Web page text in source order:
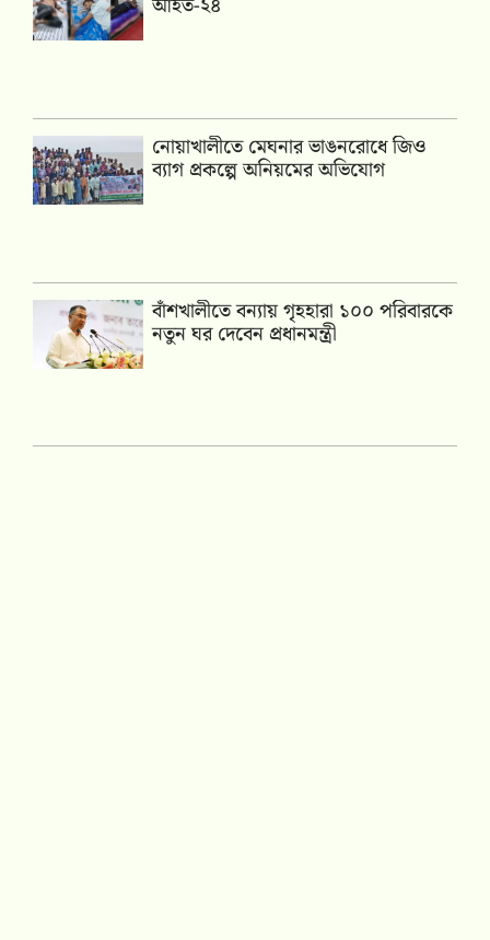
নোয়াখালীতে মেঘনার ভাঙনরোধে জিও
ব্যাগ প্রকল্পে অনিয়মের অভিযোগ
বাঁশখালীতে বন্যায় গৃহহারা ১০০ পরিবারকে
নতুন ঘর দেবেন প্রধানমন্ত্রী